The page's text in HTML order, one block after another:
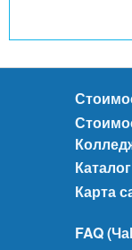
Карта
FAQ